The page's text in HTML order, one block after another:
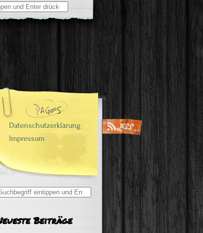
Datenschutzerklärung
Impressum
Beiträge